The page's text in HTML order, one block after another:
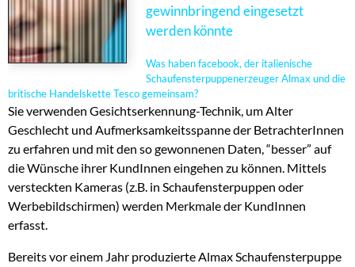
gewinnbringend eingesetzt
werden könnte
Was haben facebook, der italienische
Schaufensterpuppenerzeuger Almax und die
britische Handelskette Tesco gemeinsam?
Sie verwenden Gesichtserkennung-Technik, um Alter
Geschlecht und Aufmerksamkeitsspanne der BetrachterInnen
zu erfahren und mit den so gewonnenen Daten, “besser” auf
die Wünsche ihrer KundInnen eingehen zu können. Mittels
versteckten Kameras (z.B. in Schaufensterpuppen oder
Werbebildschirmen) werden Merkmale der KundInnen
erfasst.
Bereits vor einem Jahr produzierte Almax Schaufensterpuppe